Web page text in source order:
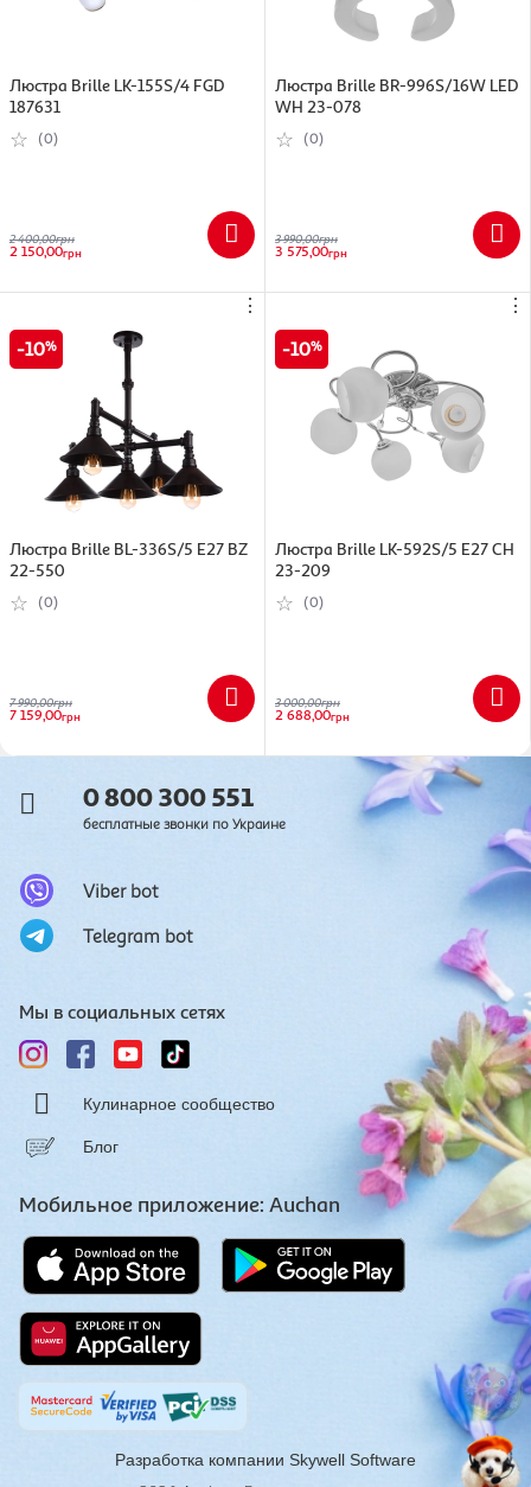
Люстра Brille LK-155S/4 FGD
187631
(0)
2 400,00грн
2 150,00грн
Люстра Brille BR-996S/16W LED
WH 23-078
(0)
3 990,00грн
3 575,00грн
⋮
10
Люстра Brille BL-336S/5 E27 BZ
22-550
(0)
7 990,00грн
7 159,00грн
⋮
10
Люстра Brille LK-592S/5 E27 CH
23-209
(0)
3 000,00грн
2 688,00грн
0 800 300 551
бесплатные звонки по Украине
Viber bot
Telegram bot
Мы в социальных сетях
Кулинарное сообщество
Блог
Мобильное приложение: Auchan
Разработка компании Skywell Software